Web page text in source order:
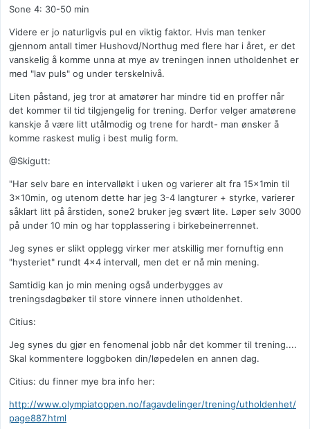
Sone 4: 30-50 min
Videre er jo naturligvis pul en viktig faktor. Hvis man tenker
gjennom antall timer Hushovd/Northug med flere har i året, er det
vanskelig å komme unna at mye av treningen innen utholdenhet er
med "lav puls" og under terskelnivå.
Liten påstand, jeg tror at amatører har mindre tid en proffer når
det kommer til tid tilgjengelig for trening. Derfor velger amatørene
kanskje å være litt utålmodig og trene for hardt- man ønsker å
komme raskest mulig i best mulig form.
@Skigutt:
"Har selv bare en intervalløkt i uken og varierer alt fra 15x1min til
3x10min, og utenom dette har jeg 3-4 langturer + styrke, varierer
såklart litt på årstiden, sone2 bruker jeg svært lite. Løper selv 3000
på under 10 min og har topplassering i birkebeinerrennet.
Jeg synes er slikt opplegg virker mer atskillig mer fornuftig enn
"hysteriet" rundt 4x4 intervall, men det er nå min mening.
Samtidig kan jo min mening også underbygges av
treningsdagbøker til store vinnere innen utholdenhet.
Citius:
Jeg synes du gjør en fenomenal jobb når det kommer til trening....
Skal kommentere loggboken din/løpedelen en annen dag.
Citius: du finner mye bra info her:
http://www.olympiatoppen.no/fagavdelinger/trening/utholdenhet/
page887.html